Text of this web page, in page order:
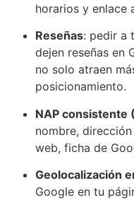
horarios y enlace
Reseñas: pedir a
dejen reseñas en
no solo atraen
posicionamiento.
NAP consistente
nombre,
web, ficha de
Geolocalización
Google en tu